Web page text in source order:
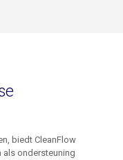
biedt CleanFlow
als ondersteuning